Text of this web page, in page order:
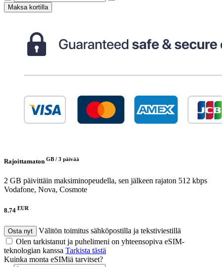
Maksa kortilla
Rajoittamaton GB / 3 päivää
2 GB päivittäin maksiminopeudella, sen jälkeen rajaton 512 kbps
Vodafone, Nova, Cosmote
8.74 EUR
Osta nyt
Välitön toimitus sähköpostilla ja tekstiviestillä
Olen tarkistanut ja puhelimeni on yhteensopiva eSIM-
teknologian kanssa Tarkista tästä
Kuinka monta eSIMiä tarvitset?